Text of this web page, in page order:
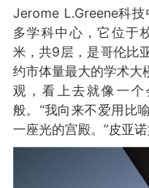
Jerome L.Greene科
多学科中心，它位于
米，共9层，是哥伦比
约市体量最大的学术大
观，看上去就像一
般。“我向来不爱用比
一座光的宫殿。”皮亚诺